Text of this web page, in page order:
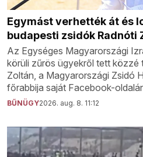
Egymást verhették át és
budapesti zsidók Radnóti
Az Egységes Magyarországi
körüli zűrös ügyekről tett közzé
Zoltán, a Magyarországi Zsidó
főrabbija saját Facebook-
BŰNÜGY2026. aug. 8. 11:12